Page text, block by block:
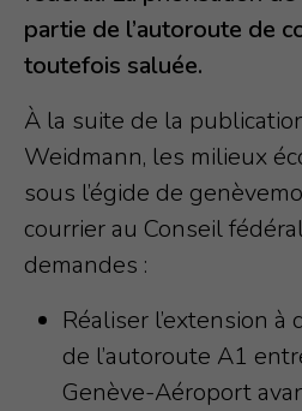
partie de l’autoroute de
toutefois saluée.
À la suite de la
Weidmann, les milieux
sous l’égide de
courrier au Conseil
demandes :
Réaliser l’extension
de l’autoroute A1
Genève-Aéroport